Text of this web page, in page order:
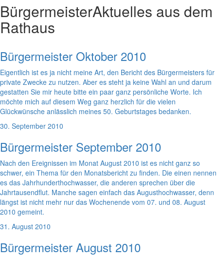
BürgermeisterAktuelles aus dem
Rathaus
Bürgermeister Oktober 2010
Eigentlich ist es ja nicht meine Art, den Bericht des Bürgermeisters für
private Zwecke zu nutzen. Aber es steht ja keine Wahl an und darum
gestatten Sie mir heute bitte ein paar ganz persönliche Worte. Ich
möchte mich auf diesem Weg ganz herzlich für die vielen
Glückwünsche anlässlich meines 50. Geburtstages bedanken.
30. September 2010
Bürgermeister September 2010
Nach den Ereignissen im Monat August 2010 ist es nicht ganz so
schwer, ein Thema für den Monatsbericht zu finden. Die einen nennen
es das Jahrhunderthochwasser, die anderen sprechen über die
Jahrtausendflut. Manche sagen einfach das Augusthochwasser, denn
längst ist nicht mehr nur das Wochenende vom 07. und 08. August
2010 gemeint.
31. August 2010
Bürgermeister August 2010